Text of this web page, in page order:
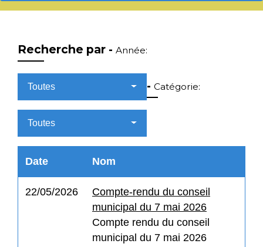
Recherche par - Année:
Toutes - Catégorie:
Toutes
Date Nom
22/05/2026
Compte-rendu du conseil
municipal du 7 mai 2026
Compte rendu du conseil
municipal du 7 mai 2026